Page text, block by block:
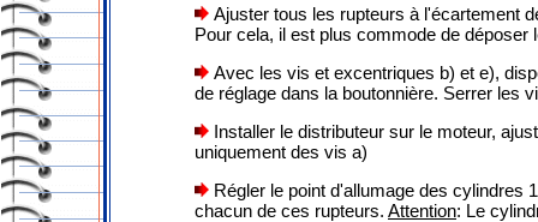
Ajuster tous les rupteurs à l'écartement
Pour cela, il est plus commode de déposer
Avec les vis et excentriques b) et e),
de réglage dans la boutonnière. Serrer les
Installer le distributeur sur le moteur,
uniquement des vis a)
Régler le point d'allumage des cylindres
chacun de ces rupteurs. Attention: Le